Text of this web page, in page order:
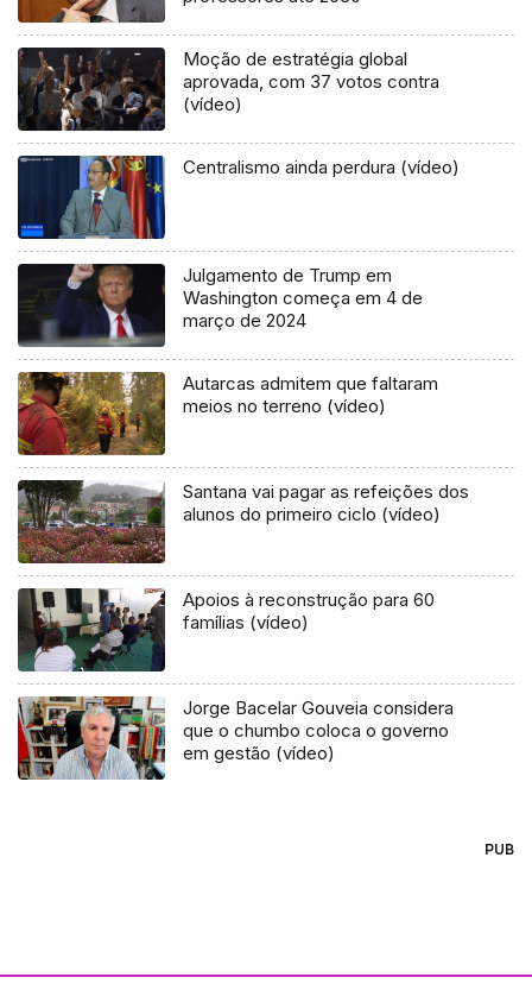
Moção de estratégia global
aprovada, com 37 votos contra
(vídeo)
Centralismo ainda perdura (vídeo)
Julgamento de Trump em
Washington começa em 4 de
março de 2024
Autarcas admitem que faltaram
meios no terreno (vídeo)
Santana vai pagar as refeições dos
alunos do primeiro ciclo (vídeo)
Apoios à reconstrução para 60
famílias (vídeo)
Jorge Bacelar Gouveia considera
que o chumbo coloca o governo
em gestão (vídeo)
PUB